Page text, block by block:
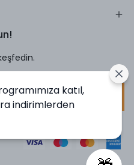
katıl,
indirimlerden